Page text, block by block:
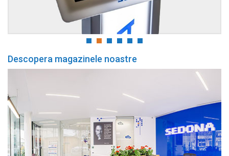
Descopera magazinele noastre